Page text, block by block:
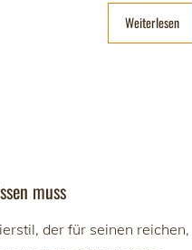
Weiterlesen
muss
der für seinen reichen,